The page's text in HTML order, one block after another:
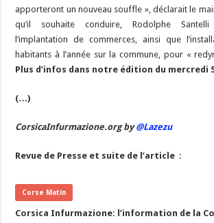
apporteront un nouveau souffle », déclarait le
qu’il souhaite conduire, Rodolphe
l’implantation de commerces, ainsi que
habitants à l’année sur la commune, pour «
Plus d’infos dans notre édition du mercredi
(…)
CorsicaInfurmazione.org by@Lazezu
Revue de Presse et suite de l’article :
Corse Matin
Corsica Infurmazione: l’information de la